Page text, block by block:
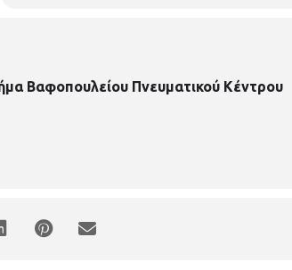
Βαφοπουλείου Πνευματικού Κέντρου